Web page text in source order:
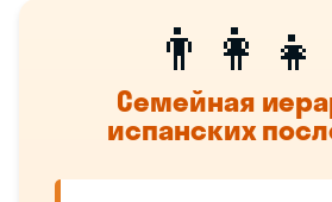
Семейная
испанских